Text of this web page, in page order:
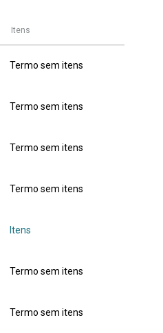
Itens
Termo sem itens
Termo sem itens
Termo sem itens
Termo sem itens
Itens
Termo sem itens
Termo sem itens